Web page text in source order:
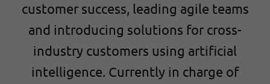
customer success, leading agile teams
and introducing solutions for cross-
industry customers using artificial
intelligence. Currently in charge of